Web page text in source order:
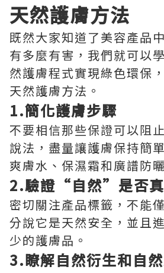
天然護膚方法
既然大家知道了美容產品
有多麼有害，我們就可以
然護膚程式實現綠色環保
天然護膚方法。
1.簡化護膚步驟
不要相信那些保證可以阻
說法，盡量讓護膚保持簡
爽膚水、保濕霜和廣譜防
2.驗證“自然”是否
密切關注產品標籤，不能
分說它是天然安全，並且
少的護膚品。
3.瞭解自然衍生和自